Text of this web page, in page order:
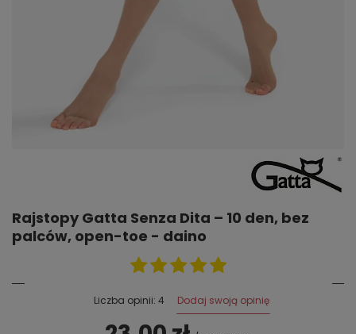
Rajstopy Gatta Senza Dita – 10 den, bez
palców, open-toe - daino
Liczba opinii: 4 Dodaj swoją opinię